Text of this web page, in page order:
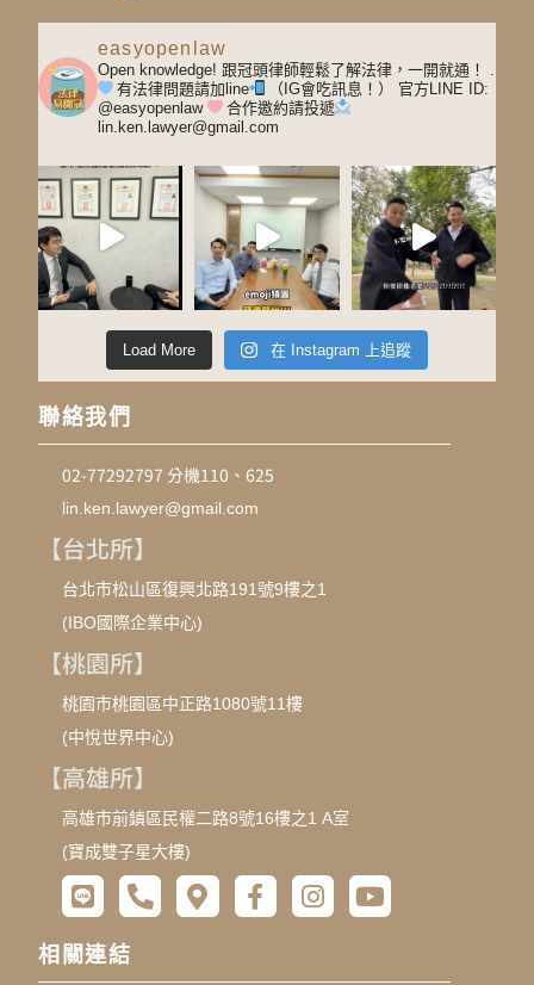
easyopenlaw
Open knowledge! 跟冠頭律師輕鬆了解法律，一開就通！
有法律問題請加line
（IG會吃訊息！）
官方LINE ID:
@easyopenlaw
合作邀約請投遞
lin.ken.lawyer@gmail.com
Load More 在 Instagram 上追蹤
聯絡我們
02-77292797 分機110、625
lin.ken.lawyer@gmail.com
【台北所】
台北市松山區復興北路191號9樓之1
(IBO國際企業中心)
【桃園所】
桃園市桃園區中正路1080號11樓
(中悅世界中心)
【高雄所】
高雄市前鎮區民權二路8號16樓之1 A室
(寶成雙子星大樓)
相關連結